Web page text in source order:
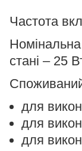
Частота
стані – 25
для
для
для